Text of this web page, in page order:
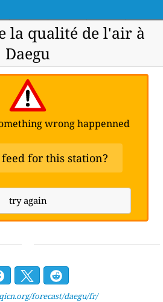
la qualité de l'air à
Daegu
wrong happenned
feed for this station?
try again
forecast/daegu/fr/